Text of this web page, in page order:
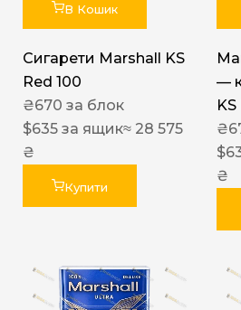
В Кошик
Сигарети Marshall KS
Red 100
₴670 за блок
$635 за ящик≈ 28 575
₴
Купити
—
₴
$
₴